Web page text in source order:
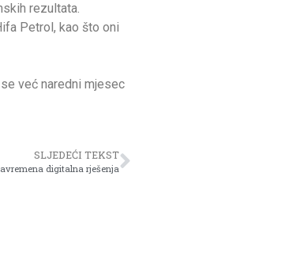
rezultata.
Petrol, kao što oni
već naredni mjesec
SLJEDEĆI TEKST
digitalna rješenja